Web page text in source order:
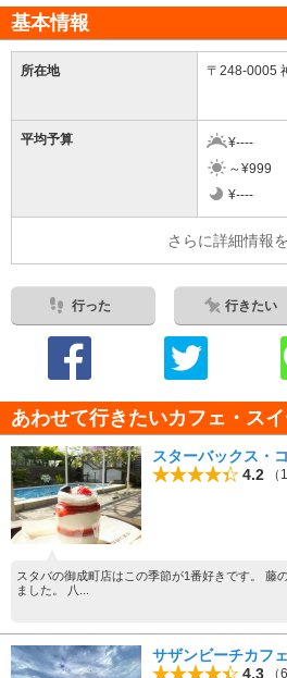
基本情報
所在地
〒248-0005
平均予算
¥----
～¥999
¥----
さらに詳細情報
行った 行きたい
あわせて行きたいカフェ・ス
スターバックス・
4.2
スタバの御成町店はこの季節が1番好きです。 藤
ました。 八...
サザンビーチカフ
4.3
（